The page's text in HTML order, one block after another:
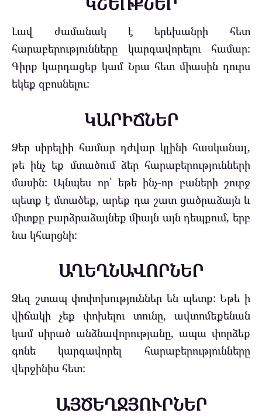
Լավ ժամանակ է երեխանրի հետ
հարաբերությունները կարգավորելու համար:
Գիրք կարդացեք կամ Նրա հետ միասին դուրս
եկեք զբոսնելու:
ԿԱՐԻՃՆԵՐ
Ձեր սիրելիի համար դժվար կլինի հասկանալ,
թե ինչ եք մտածում ձեր հարաբերությունների
մասին: Այնպես որ՝ եթե ինչ-որ բաների շուրջ
պետք է մտածեք, արեք դա շատ ցածրաձայն և
միտքը բարձրաձայնեք միայն այն դեպքում, երբ
նա կհարցնի:
ԱՂԵՂՆԱՎՈՐՆԵՐ
Ձեզ շտապ փոփոխություններ են պետք: Եթե ի
վիճակի չեք փոխելու տունը, ավտոմեքենան
կամ սիրած անձնավորությանը, ապա փորձեք
գոնե կարգավորել հարաբերությունները
վերջինիս հետ:
ԱՅԾԵՂՋՅՈՒՐՆԵՐ